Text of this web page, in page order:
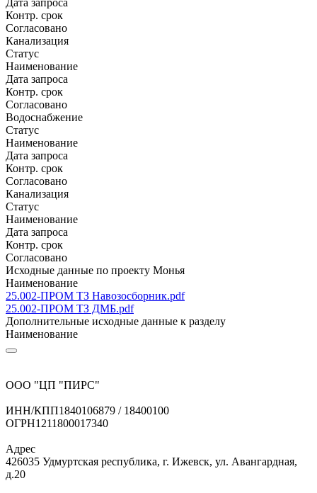
Дата запроса
Контр. срок
Согласовано
Канализация
Статус
Наименование
Дата запроса
Контр. срок
Согласовано
Водоснабжение
Статус
Наименование
Дата запроса
Контр. срок
Согласовано
Канализация
Статус
Наименование
Дата запроса
Контр. срок
Согласовано
Исходные данные по проекту Монья
Наименование
25.002-ПРОМ ТЗ Навозосборник.pdf
25.002-ПРОМ ТЗ ДМБ.pdf
Дополнительные исходные данные к разделу
Наименование
ООО "ЦП "ПИРС"
ИНН/КПП1840106879 / 18400100
ОГРН1211800017340
Адрес
426035 Удмуртская республика, г. Ижевск, ул. Авангардная,
д.20